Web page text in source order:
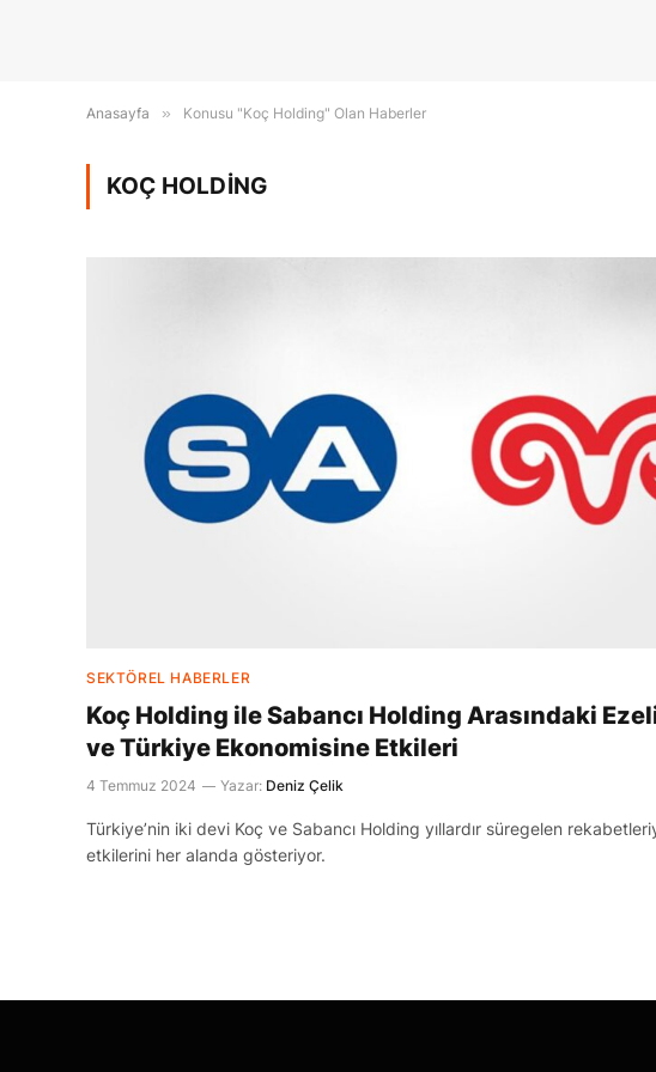
Anasayfa » Konusu "Koç Holding" Olan Haberler
KOÇ HOLDING
SEKTÖREL HABERLER
Koç Holding ile Sabancı Holding Arasındaki
ve Türkiye Ekonomisine Etkileri
4 Temmuz 2024 Yazar: Deniz Çelik
Türkiye’nin iki devi Koç ve Sabancı Holding yıllardır süregelen
etkilerini her alanda gösteriyor.